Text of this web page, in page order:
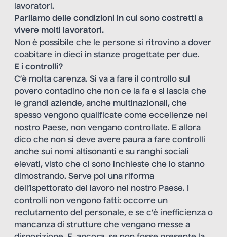
lavoratori.
Parliamo delle condizioni in cui sono costretti a
vivere molti lavoratori.
Non è possibile che le persone si ritrovino a dover
coabitare in dieci in stanze progettate per due.
E i controlli?
C’è molta carenza. Si va a fare il controllo sul
povero contadino che non ce la fa e si lascia che
le grandi aziende, anche multinazionali, che
spesso vengono qualificate come eccellenze nel
nostro Paese, non vengano controllate. E allora
dico che non si deve avere paura a fare controlli
anche sui nomi altisonanti e su ranghi sociali
elevati, visto che ci sono inchieste che lo stanno
dimostrando. Serve poi una riforma
dell’ispettorato del lavoro nel nostro Paese. I
controlli non vengono fatti: occorre un
reclutamento del personale, e se c’è inefficienza o
mancanza di strutture che vengano messe a